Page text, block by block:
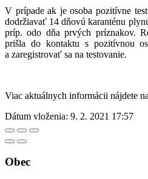
V prípade ak je osoba pozitívne
dodržiavať 14 dňovú karanténu
príp. odo dňa prvých príznakov.
prišla do kontaktu s pozitívnou
a zaregistrovať sa na testovanie.
Viac aktuálnych informácii nájdete
Dátum vloženia: 9. 2. 2021 17:57
Obec